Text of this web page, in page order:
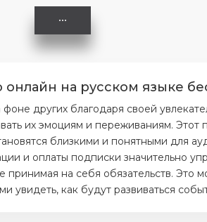
на русском языке
других благодаря своей
их эмоциям и переживаниям. Этот
близкими и понятными для
и оплаты подписки значительно
на себя обязательств. Это
как будут развиваться